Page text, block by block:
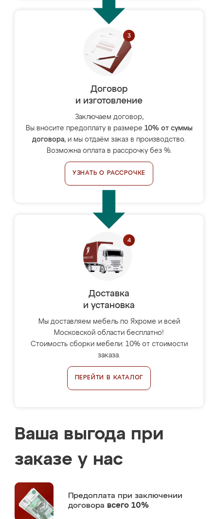
Договор
и изготовление
Заключаем договор,
Вы вносите предоплату в размере 10% от суммы
договора, и мы отдаём заказ в производство.
Возможна оплата в рассрочку без %.
УЗНАТЬ О РАССРОЧКЕ
Доставка
и установка
Мы доставляем мебель по Яхроме и всей
Московской области бесплатно!
Стоимость сборки мебели: 10% от стоимости
заказа.
ПЕРЕЙТИ В КАТАЛОГ
Ваша выгода при
заказе у нас
Предоплата при заключении
договора всего 10%